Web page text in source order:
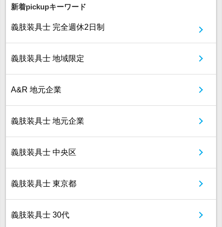
新着pickupキーワード
義肢装具士 完全週休2日制
義肢装具士 地域限定
A&R 地元企業
義肢装具士 地元企業
義肢装具士 中央区
義肢装具士 東京都
義肢装具士 30代